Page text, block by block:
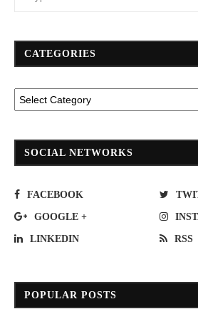
CATEGORIES
SOCIAL NETWORKS
FACEBOOK
GOOGLE +
LINKEDIN RSS
POPULAR POSTS